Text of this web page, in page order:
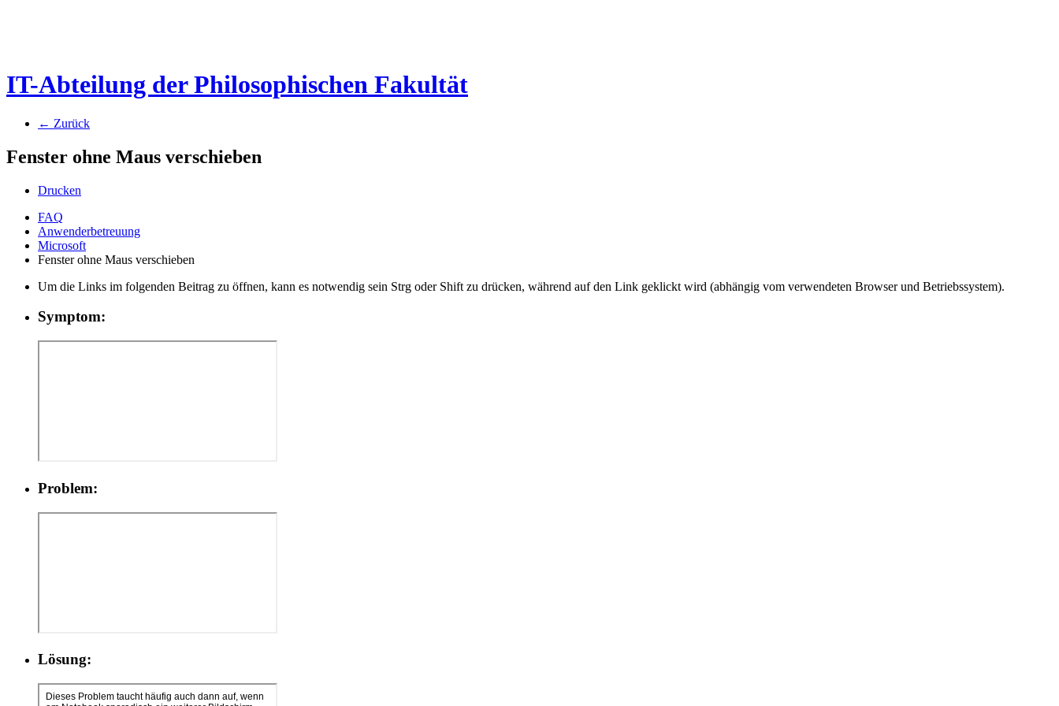
IT-Abteilung der Philosophischen Fakultät
← Zurück
Fenster ohne Maus verschieben
Drucken
FAQ
Anwenderbetreuung
Microsoft
Fenster ohne Maus verschieben
Um die Links im folgenden Beitrag zu öffnen, kann es notwendig sein Strg oder Shift zu drücken, während auf den Link geklickt wird (abhängig vom verwendeten Browser und Betriebssystem).
Symptom:
Problem:
Lösung: